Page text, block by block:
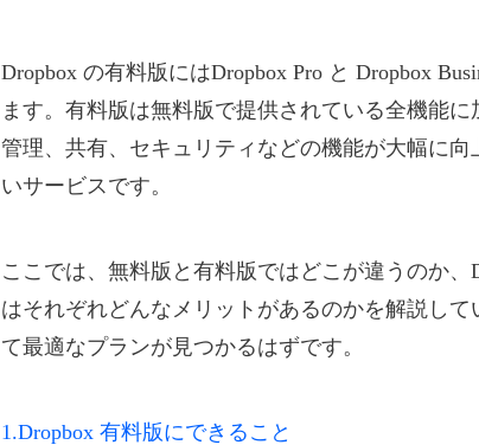
Dropbox の有料版にはDropbox Pro と Dropbox
ます。有料版は無料版で提供されている全機能
管理、共有、セキュリティなどの機能が大幅に
いサービスです。
ここでは、無料版と有料版ではどこが違うのか、
はそれぞれどんなメリットがあるのかを解説し
て最適なプランが見つかるはずです。
1.Dropbox 有料版にできること